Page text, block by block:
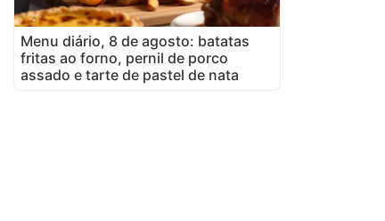
Menu diário, 8 de agosto: batatas
fritas ao forno, pernil de porco
assado e tarte de pastel de nata